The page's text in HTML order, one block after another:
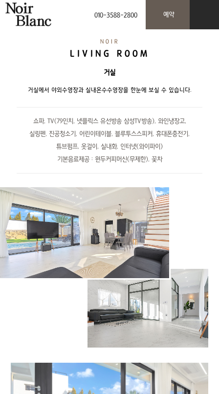
예약
010-3588-2800
NOIR
LIVING ROOM
거실
거실에서 야외수영장과 실내온수수영장을 한눈에 보실 수 있습니다.
쇼파, TV(79인치, 넷플릭스 유선방송 삼성TV방송), 와인냉장고,
실링펜, 진공청소기, 어린이테이블, 블루투스스피커, 휴대폰충전기,
튜브펌프, 옷걸이, 실내화, 인터넷(와이파이)
기본음료제공 : 원두커피머신(무제한), 꽃차